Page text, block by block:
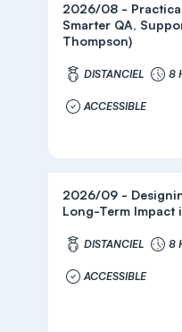
2026/08 -
Smarter QA,
Thompson)
DISTANCIEL 8
ACCESSIBLE
2026/09 -
Long-Term Impact
DISTANCIEL 8
ACCESSIBLE